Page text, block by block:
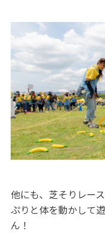
他にも、芝そりレー
ぷりと体を動かして
ん！